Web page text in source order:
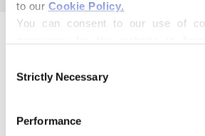
to our Cookie Policy.
You can consent to our use of
controller, may process your
You may change or withdraw your
via our Cookie Policy
, where
Selection
Strictly Necessary
Performance
Mor og datter skaper
kvalitet med respekt for dyr og miljø.